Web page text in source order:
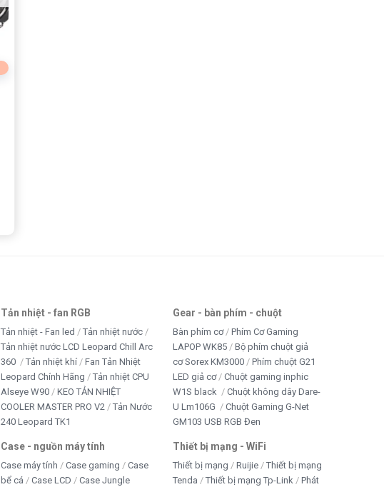
Tản nhiệt - fan RGB
Tản nhiệt - Fan led
Tản nhiệt nước
Tản nhiệt nước LCD Leopard Chill Arc
360
Tản nhiệt khí
Fan Tản Nhiệt
Leopard Chính Hãng
Tản nhiệt CPU
Alseye W90
KEO TẢN NHIỆT
COOLER MASTER PRO V2
Tản Nước
240 Leopard TK1
Case - nguồn máy tính
Case máy tính Case gaming
Case
bể cá
Case LCD
Case Jungle
Gear - bàn phím - chuột
Bàn phím cơ
Phím Cơ Gaming
LAPOP WK85
Bộ phím chuột giả
cơ Sorex KM3000
Phím chuột G21
LED giả cơ
Chuột gaming inphic
W1S black
Chuột không dây Dare-
U Lm106G
Chuột Gaming G-Net
GM103 USB RGB Đen
Thiết bị mạng - WiFi
Thiết bị mạng Ruijie
Thiết bị mạng
Tenda
Thiết bị mạng Tp-Link
Phát